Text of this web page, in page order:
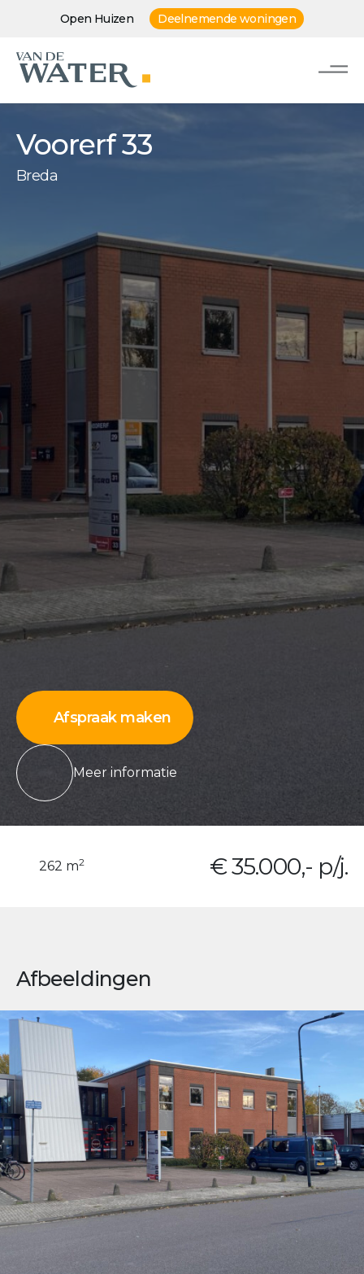
Open Huizen Deelnemende woningen
Voorerf 33
Breda
Afspraak maken
Meer informatie
262 m2 € 35.000,- p/j.
Afbeeldingen